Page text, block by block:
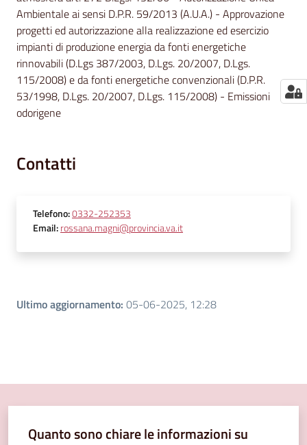
Ambientale ai sensi D.P.R. 59/2013 (A.U.A.) - Approvazione
progetti ed autorizzazione alla realizzazione ed esercizio
impianti di produzione energia da fonti energetiche
rinnovabili (D.Lgs 387/2003, D.Lgs. 20/2007, D.Lgs.
115/2008) e da fonti energetiche convenzionali (D.P.R.
53/1998, D.Lgs. 20/2007, D.Lgs. 115/2008) - Emissioni
odorigene
Contatti
Telefono:0332-252353
Email:rossana.magni@provincia.va.it
Ultimo aggiornamento: 05-06-2025, 12:28
Quanto sono chiare le informazioni su